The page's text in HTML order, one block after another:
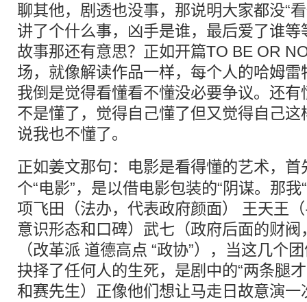
聊其他，剧透也没事，那说明大家都没“
讲了个什么事，凶手是谁，最后爱了谁
故事那还有意思？正如开篇TO BE OR
场，就像解读作品一样，每个人的哈姆
我倒是觉得看懂看不懂没必要争议。还
不是懂了，觉得自己懂了但又觉得自己
说我也不懂了。
正如姜文那句：电影是看得懂的艺术，
个“电影”，是以借电影包装的“阴谋。那
项飞田（法办，代表政府颜面） 王天王
意识形态和口碑）武七（政府后面的财
（改革派 道德高点 “政协”），当这几个
抉择了任何人的生死，是剧中的“两条腿
和赛先生）正像他们想让马走日故意演一